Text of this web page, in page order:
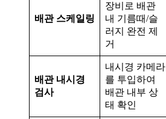
배관 스케일링
장비로 배관
내 기름때/슬
러지 완전 제
거
배관 내시경
검사
내시경 카메라
를 투입하여
배관 내부 상
태 확인